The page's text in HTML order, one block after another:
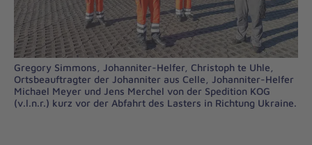
Gregory Simmons, Johanniter-Helfer, Christoph te Uhle,
Ortsbeauftragter der Johanniter aus Celle, Johanniter-Helfer
Michael Meyer und Jens Merchel von der Spedition KOG
(v.l.n.r.) kurz vor der Abfahrt des Lasters in Richtung Ukraine.